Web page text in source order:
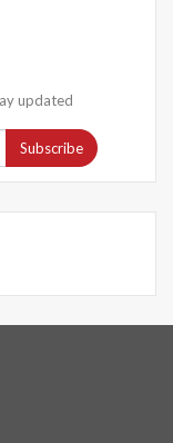
updated
Subscribe